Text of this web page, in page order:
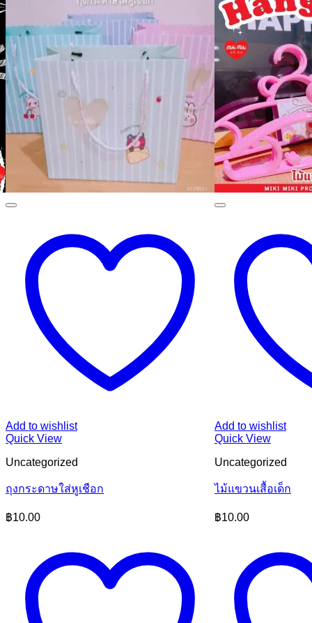
Add to wishlist
Quick View
Uncategorized
ถุงกระดาษใส่หูเชือก
฿10.00
Add to wishlist
Quick View
Uncategorized
ไม้แขวนเสื้อเด็ก
฿10.00